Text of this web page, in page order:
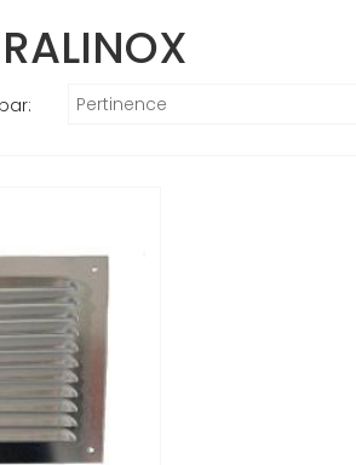
Pertinence